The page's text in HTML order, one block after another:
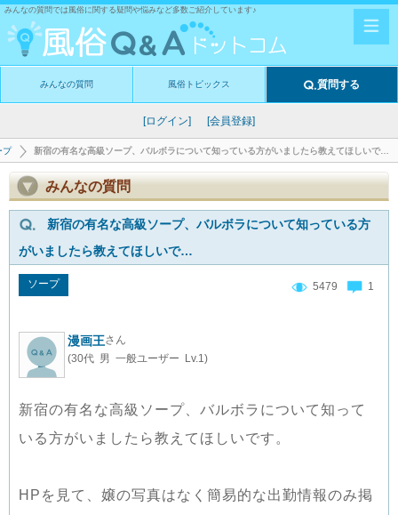
みんなの質問では風俗に関する疑問や悩みなど多数ご紹介しています♪
みんなの質問 風俗トピックス 質問する
[ログイン] [会員登録]
プ 新宿の有名な高級ソープ、バルボラについて知っている方がいましたら教えてほしいで…
みんなの質問
新宿の有名な高級ソープ、バルボラについて知っている方
がいましたら教えてほしいで…
ソープ 5479 1
漫画王さん
(30代 男 一般ユーザー Lv.1)
新宿の有名な高級ソープ、バルボラについて知って
いる方がいましたら教えてほしいです。
HPを見て、嬢の写真はなく簡易的な出勤情報のみ掲